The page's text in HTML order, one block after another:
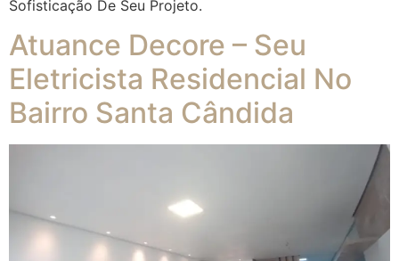
Sofisticação De Seu Projeto.
Atuance Decore – Seu
Eletricista Residencial No
Bairro Santa Cândida